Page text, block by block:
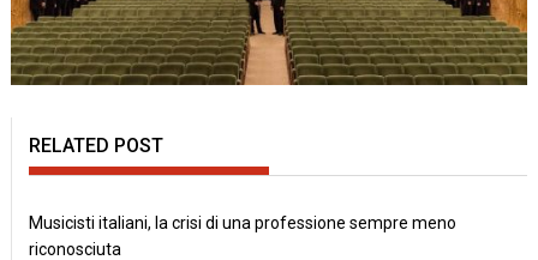
RELATED POST
Musicisti italiani, la crisi di una professione sempre meno
riconosciuta